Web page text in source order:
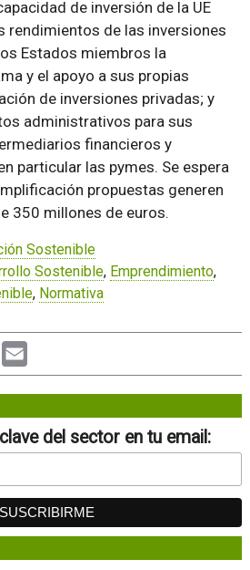
de inversión de la UE
rendimientos de las inversiones
Estados miembros la
y el apoyo a sus propias
de inversiones privadas; y
administrativos para sus
financieros y
particular las pymes. Se espera
propuestas generen
350 millones de euros.
Sostenible
Sostenible, Emprendimiento,
, Normativa
Email
del sector en tu email: